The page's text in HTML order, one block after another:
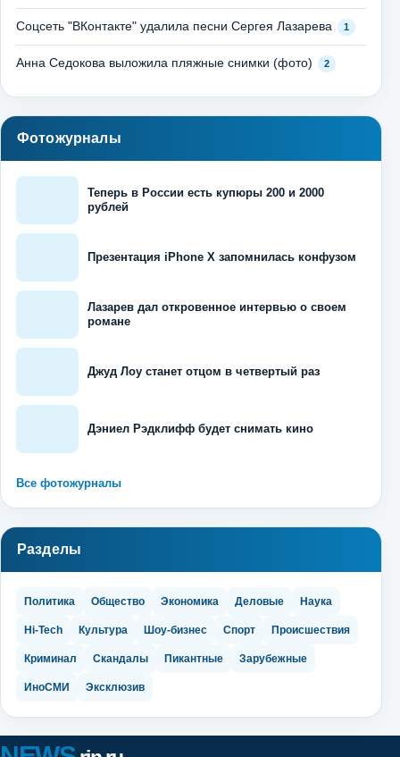
Соцсеть "ВКонтакте" удалила песни Сергея Лазарева 1
Анна Седокова выложила пляжные снимки (фото) 2
Фотожурналы
Теперь в России есть купюры 200 и 2000
рублей
Презентация iPhone X запомнилась конфузом
Лазарев дал откровенное интервью о своем
романе
Джуд Лоу станет отцом в четвертый раз
Дэниел Рэдклифф будет снимать кино
Все фотожурналы
Разделы
Политика Общество Экономика Деловые Наука
Hi-Tech Культура Шоу-бизнес Спорт Происшествия
Криминал Скандалы Пикантные Зарубежные
ИноСМИ Эксклюзив